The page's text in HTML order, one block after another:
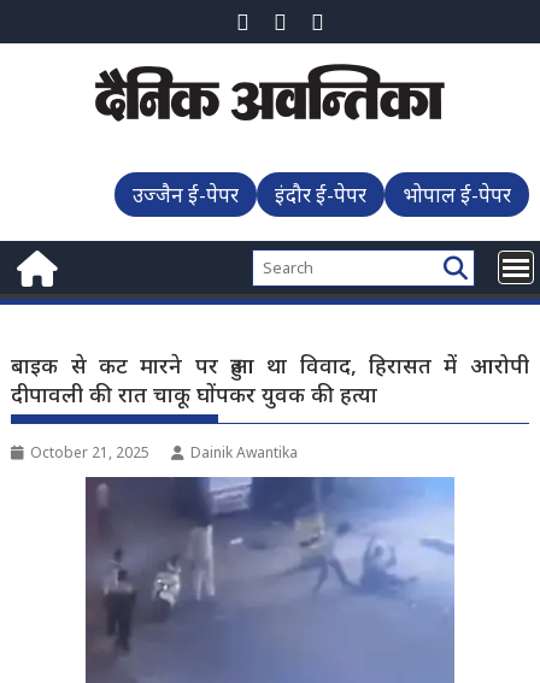
to
उज्जैन ई-पेपर इंदौर ई-पेपर भोपाल ई-पेपर
बाइक से कट मारने पर हुआ था विवाद, हिरासत में आरोपी
दीपावली की रात चाकू घोंपकर युवक की हत्या
October 21, 2025 Dainik Awantika